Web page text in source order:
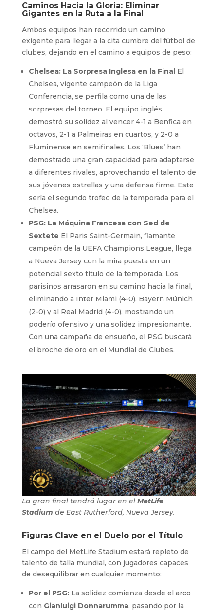
Caminos Hacia la Gloria: Eliminar
Gigantes en la Ruta a la Final
Ambos equipos han recorrido un camino
exigente para llegar a la cita cumbre del fútbol de
clubes, dejando en el camino a equipos de peso:
Chelsea: La Sorpresa Inglesa en la FinalEl
Chelsea, vigente campeón de la Liga
Conferencia, se perfila como una de las
sorpresas del torneo. El equipo inglés
demostró su solidez al vencer 4-1 a Benfica en
octavos, 2-1 a Palmeiras en cuartos, y 2-0 a
Fluminense en semifinales. Los ‘Blues’ han
demostrado una gran capacidad para adaptarse
a diferentes rivales, aprovechando el talento de
sus jóvenes estrellas y una defensa firme. Este
sería el segundo trofeo de la temporada para el
Chelsea.
PSG: La Máquina Francesa con Sed de
Sextete El Paris Saint-Germain, flamante
campeón de la UEFA Champions League, llega
a Nueva Jersey con la mira puesta en un
potencial sexto título de la temporada. Los
parisinos arrasaron en su camino hacia la final,
eliminando a Inter Miami (4-0), Bayern Múnich
(2-0) y al Real Madrid (4-0), mostrando un
poderío ofensivo y una solidez impresionante.
Con una campaña de ensueño, el PSG buscará
el broche de oro en el Mundial de Clubes.
La gran final tendrá lugar en el MetLife
Stadium de East Rutherford, Nueva Jersey.
Figuras Clave en el Duelo por el Título
El campo del MetLife Stadium estará repleto de
talento de talla mundial, con jugadores capaces
de desequilibrar en cualquier momento:
Por el PSG:La solidez comienza desde el arco
con Gianluigi Donnarumma, pasando por la